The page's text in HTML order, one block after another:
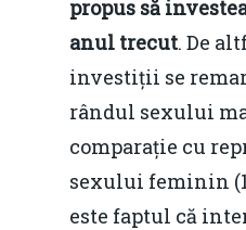
propus să
anul trecut. De
investiții se
rândul sexului
comparație cu
sexului feminin
este faptul că